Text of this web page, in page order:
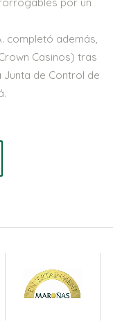
completó además,
Casinos) tras
de Control de